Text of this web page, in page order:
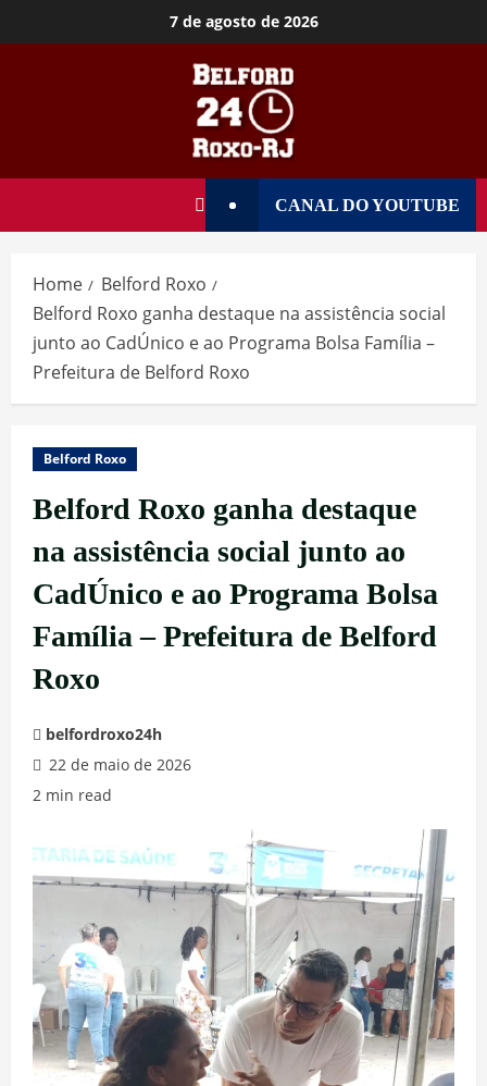
7 de agosto de 2026
CANAL DO YOUTUBE
Home
Belford Roxo
Belford Roxo ganha destaque na assistência social
junto ao CadÚnico e ao Programa Bolsa Família –
Prefeitura de Belford Roxo
Belford Roxo
Belford Roxo ganha destaque
na assistência social junto ao
CadÚnico e ao Programa Bolsa
Família – Prefeitura de Belford
Roxo
belfordroxo24h
22 de maio de 2026
2 min read